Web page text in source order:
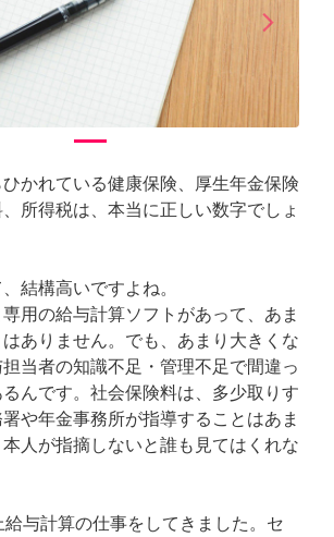
arrow_forward_iosNext
かれている健康保険、厚生年金保険
所得税は、本当に正しい数字でしょ
結構高いですよね。
用の給与計算ソフトがあって、あま
ありません。でも、あまり大きくな
当者の知識不足・管理不足で間違っ
んです。社会保険料は、多少取りす
や年金事務所が指導することはあま
人が指摘しないと誰も見てはくれな
与計算の仕事をしてきました。セ